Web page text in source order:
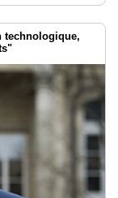
technologique,